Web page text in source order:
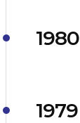
1980
1979